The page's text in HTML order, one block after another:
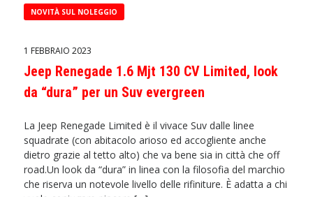
NOVITÀ SUL NOLEGGIO
1 FEBBRAIO 2023
Jeep Renegade 1.6 Mjt 130 CV Limited, look
da “dura” per un Suv evergreen
La Jeep Renegade Limited è il vivace Suv dalle linee
squadrate (con abitacolo arioso ed accogliente anche
dietro grazie al tetto alto) che va bene sia in città che off
road.Un look da “dura” in linea con la filosofia del marchio
che riserva un notevole livello delle rifiniture. È adatta a chi